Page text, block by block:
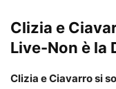
Clizia e
Live-Non è la
Clizia e Ciavarro si